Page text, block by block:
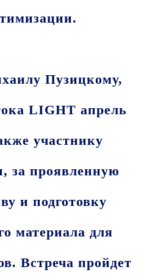
Пузицкому,
LIGHT апрель
участнику
за проявленную
и подготовку
материала для
Встреча пройдет